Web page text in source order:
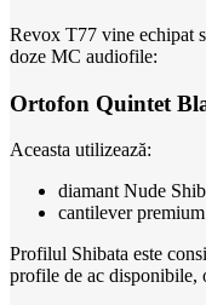
Revox T77 vine echipat
doze MC audiofile:
Ortofon Quintet
Aceasta utilizează:
diamant Nude
cantilever
Profilul Shibata este
profile de ac disponibile,